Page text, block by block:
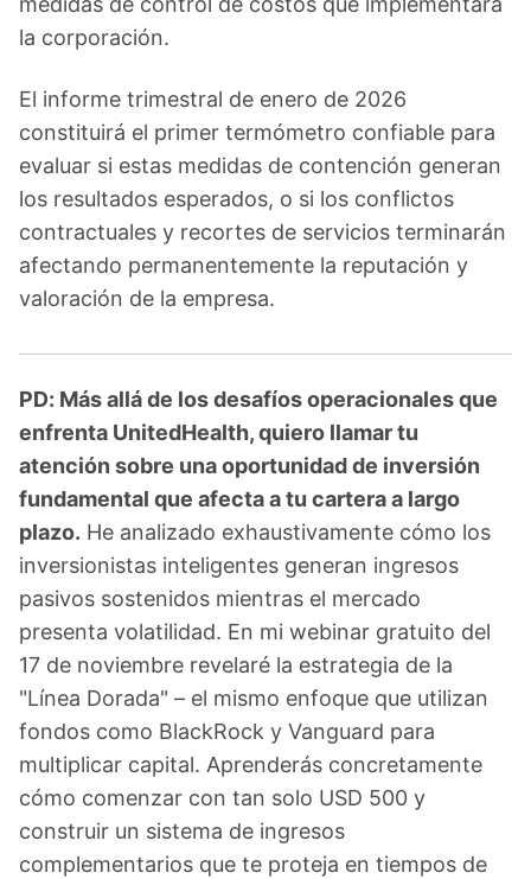
la corporación.
El informe trimestral de enero de 2026
constituirá el primer termómetro confiable para
evaluar si estas medidas de contención generan
los resultados esperados, o si los conflictos
contractuales y recortes de servicios terminarán
afectando permanentemente la reputación y
valoración de la empresa.
PD: Más allá de los desafíos operacionales que
enfrenta UnitedHealth, quiero llamar tu
atención sobre una oportunidad de inversión
fundamental que afecta a tu cartera a largo
plazo. He analizado exhaustivamente cómo los
inversionistas inteligentes generan ingresos
pasivos sostenidos mientras el mercado
presenta volatilidad. En mi webinar gratuito del
17 de noviembre revelaré la estrategia de la
"Línea Dorada" – el mismo enfoque que utilizan
fondos como BlackRock y Vanguard para
multiplicar capital. Aprenderás concretamente
cómo comenzar con tan solo USD 500 y
construir un sistema de ingresos
complementarios que te proteja en tiempos de